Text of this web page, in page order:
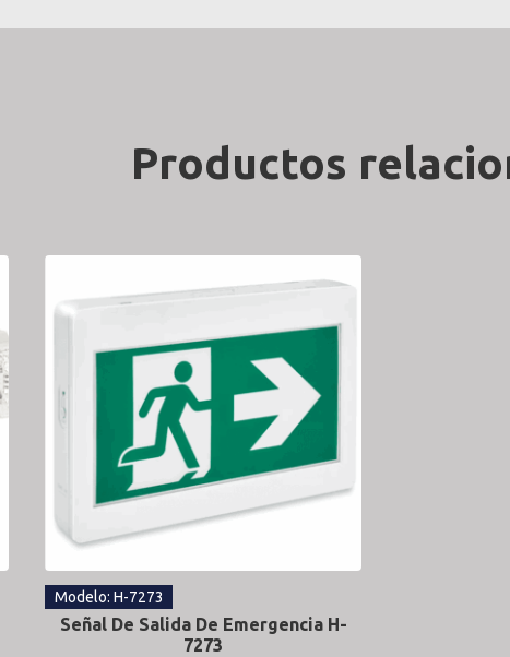
Productos
Modelo: H-7273
Señal De Salida De Emergencia H-
7273